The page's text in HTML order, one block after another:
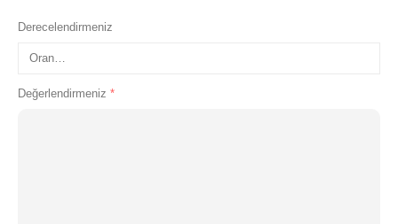
Derecelendirmeniz
Değerlendirmeniz *